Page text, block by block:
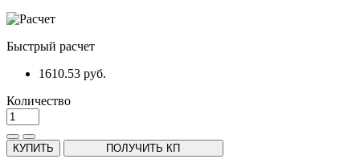
Быстрый расчет
1610.53 руб.
Количество
КУПИТЬ ПОЛУЧИТЬ КП